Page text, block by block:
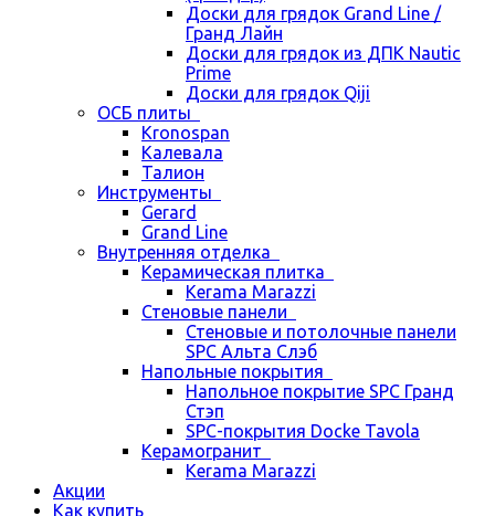
Доски для грядок Grand Line /
Гранд Лайн
Доски для грядок из ДПК Nautic
Prime
Доски для грядок Qiji
ОСБ плиты
Kronospan
Калевала
Талион
Инструменты
Gerard
Grand Line
Внутренняя отделка
Керамическая плитка
Kerama Marazzi
Стеновые панели
Стеновые и потолочные панели
SPC Альта Слэб
Напольные покрытия
Напольное покрытие SPC Гранд
Стэп
SPC-покрытия Docke Tavola
Керамогранит
Kerama Marazzi
Акции
Как купить